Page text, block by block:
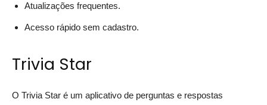
Atualizações frequentes.
Acesso rápido sem cadastro.
Trivia Star
O Trivia Star é um aplicativo de perguntas e respostas